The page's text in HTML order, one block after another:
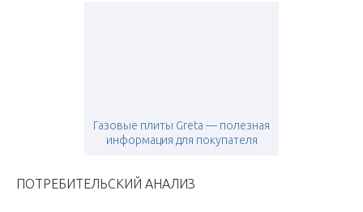
Газовые плиты Greta — полезная
информация для покупателя
ПОТРЕБИТЕЛЬСКИЙ АНАЛИЗ